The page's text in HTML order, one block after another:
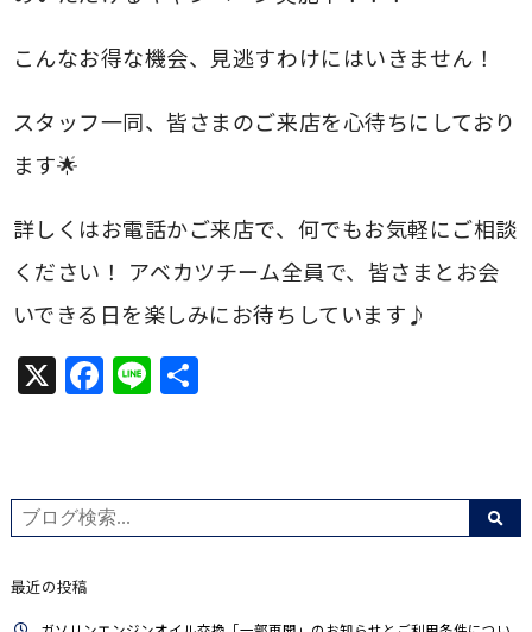
こんなお得な機会、見逃すわけにはいきません！
スタッフ一同、皆さまのご来店を心待ちにしており
ます🌟
詳しくはお電話かご来店で、何でもお気軽にご相談
ください！ アベカツチーム全員で、皆さまとお会
いできる日を楽しみにお待ちしています♪
X Facebook
Line共
最近の投稿